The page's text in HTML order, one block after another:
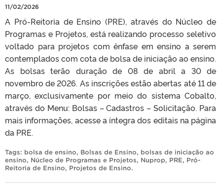
11/02/2026
A Pró-Reitoria de Ensino (PRE), através do Núcleo de
Programas e Projetos, está realizando processo seletivo
voltado para projetos com ênfase em ensino a serem
contemplados com cota de bolsa de iniciação ao ensino.
As bolsas terão duração de 08 de abril a 30 de
novembro de 2026. As inscrições estão abertas até 11 de
março, exclusivamente por meio do sistema Cobalto,
através do Menu: Bolsas – Cadastros – Solicitação. Para
mais informações, acesse a íntegra dos editais na página
da PRE.
Tags: bolsa de ensino, Bolsas de Ensino, bolsas de iniciação ao
ensino, Núcleo de Programas e Projetos, Nuprop, PRE, Pró-
Reitoria de Ensino, Projetos de Ensino.